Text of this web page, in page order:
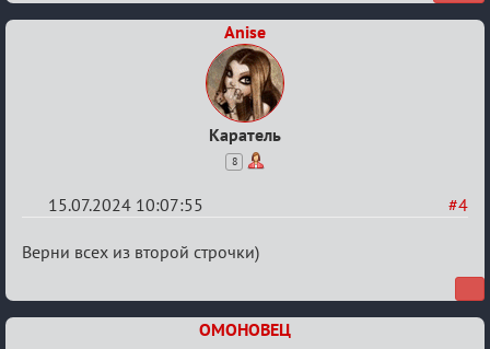
Anise
Каратель
8
#4
15.07.2024 10:07:55
Re:
20ти
Верни всех из второй строчки)
ОМОНОВЕЦ